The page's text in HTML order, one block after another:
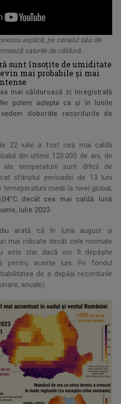
explică, pe canalul său de
valurile de căldură.
sunt însoțite de umiditate
mai probabile și mai
mai călduroasă zi înregistrată
putem aștepta ca și în lunile
doborâte recordurile de
22 iulie a fost cea mai caldă
din ultimii 120.000 de ani, de
ale temperaturii sunt dificil de
sfârșitul perioadei de 13 luni
medii la nivel global,
decât cea mai caldă lună
iulie 2023.
arată că în luna august și
mai ridicate decât cele normale
este clar dacă vor fi depășite
pentru aceste luni. Pe fondul
de a depăși recordurile
anuale).